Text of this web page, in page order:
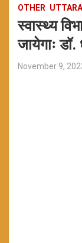
OTHER
स्वास्थ्य
जायेगाः
November 9,